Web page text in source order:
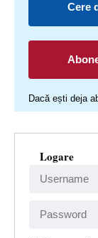
Cere
Dacă ești deja
Logare